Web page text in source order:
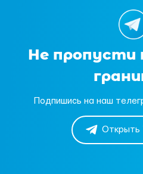
Не пропусти
Подпишись на наш
Открыть